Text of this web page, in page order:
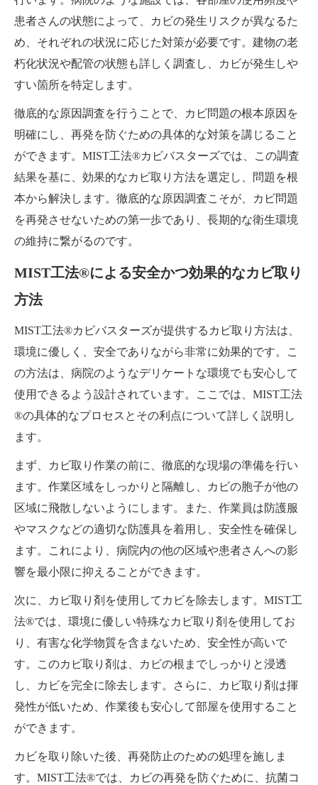
患者さんの状態によって、カビの発生リスクが異なるた
め、それぞれの状況に応じた対策が必要です。建物の老
朽化状況や配管の状態も詳しく調査し、カビが発生しや
すい箇所を特定します。
徹底的な原因調査を行うことで、カビ問題の根本原因を
明確にし、再発を防ぐための具体的な対策を講じること
ができます。MIST工法®カビバスターズでは、この調査
結果を基に、効果的なカビ取り方法を選定し、問題を根
本から解決します。徹底的な原因調査こそが、カビ問題
を再発させないための第一歩であり、長期的な衛生環境
の維持に繋がるのです。
MIST工法®による安全かつ効果的なカビ取り
方法
MIST工法®カビバスターズが提供するカビ取り方法は、
環境に優しく、安全でありながら非常に効果的です。こ
の方法は、病院のようなデリケートな環境でも安心して
使用できるよう設計されています。ここでは、MIST工法
®の具体的なプロセスとその利点について詳しく説明し
ます。
まず、カビ取り作業の前に、徹底的な現場の準備を行い
ます。作業区域をしっかりと隔離し、カビの胞子が他の
区域に飛散しないようにします。また、作業員は防護服
やマスクなどの適切な防護具を着用し、安全性を確保し
ます。これにより、病院内の他の区域や患者さんへの影
響を最小限に抑えることができます。
次に、カビ取り剤を使用してカビを除去します。MIST工
法®では、環境に優しい特殊なカビ取り剤を使用してお
り、有害な化学物質を含まないため、安全性が高いで
す。このカビ取り剤は、カビの根までしっかりと浸透
し、カビを完全に除去します。さらに、カビ取り剤は揮
発性が低いため、作業後も安心して部屋を使用すること
ができます。
カビを取り除いた後、再発防止のための処理を施しま
す。MIST工法®では、カビの再発を防ぐために、抗菌コ